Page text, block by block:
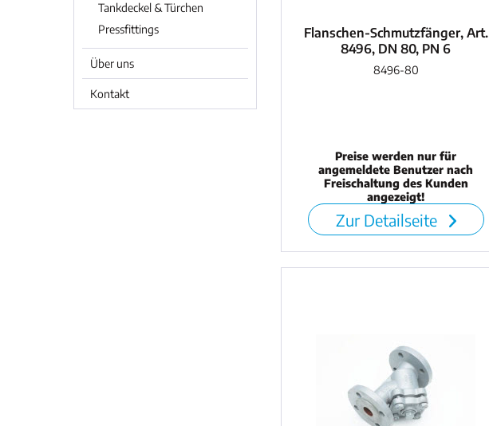
Tankdeckel & Türchen
Pressfittings
Über uns
Kontakt
Flanschen-Schmutzfänger, Art.
8496, DN 80, PN 6
8496-80
Preise werden nur für
angemeldete Benutzer nach
Freischaltung des Kunden
angezeigt!
Zur Detailseite